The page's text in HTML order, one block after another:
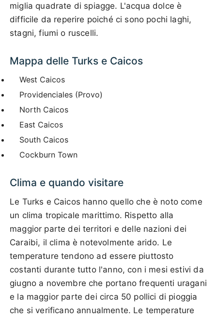
miglia quadrate di spiagge. L'acqua dolce è
difficile da reperire poiché ci sono pochi laghi,
stagni, fiumi o ruscelli.
Mappa delle Turks e Caicos
West Caicos
Providenciales (Provo)
North Caicos
East Caicos
South Caicos
Cockburn Town
Clima e quando visitare
Le Turks e Caicos hanno quello che è noto come
un clima tropicale marittimo. Rispetto alla
maggior parte dei territori e delle nazioni dei
Caraibi, il clima è notevolmente arido. Le
temperature tendono ad essere piuttosto
costanti durante tutto l'anno, con i mesi estivi da
giugno a novembre che portano frequenti uragani
e la maggior parte dei circa 50 pollici di pioggia
che si verificano annualmente. Le temperature